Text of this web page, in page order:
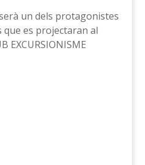
un dels protagonistes
es projectaran al
EXCURSIONISME